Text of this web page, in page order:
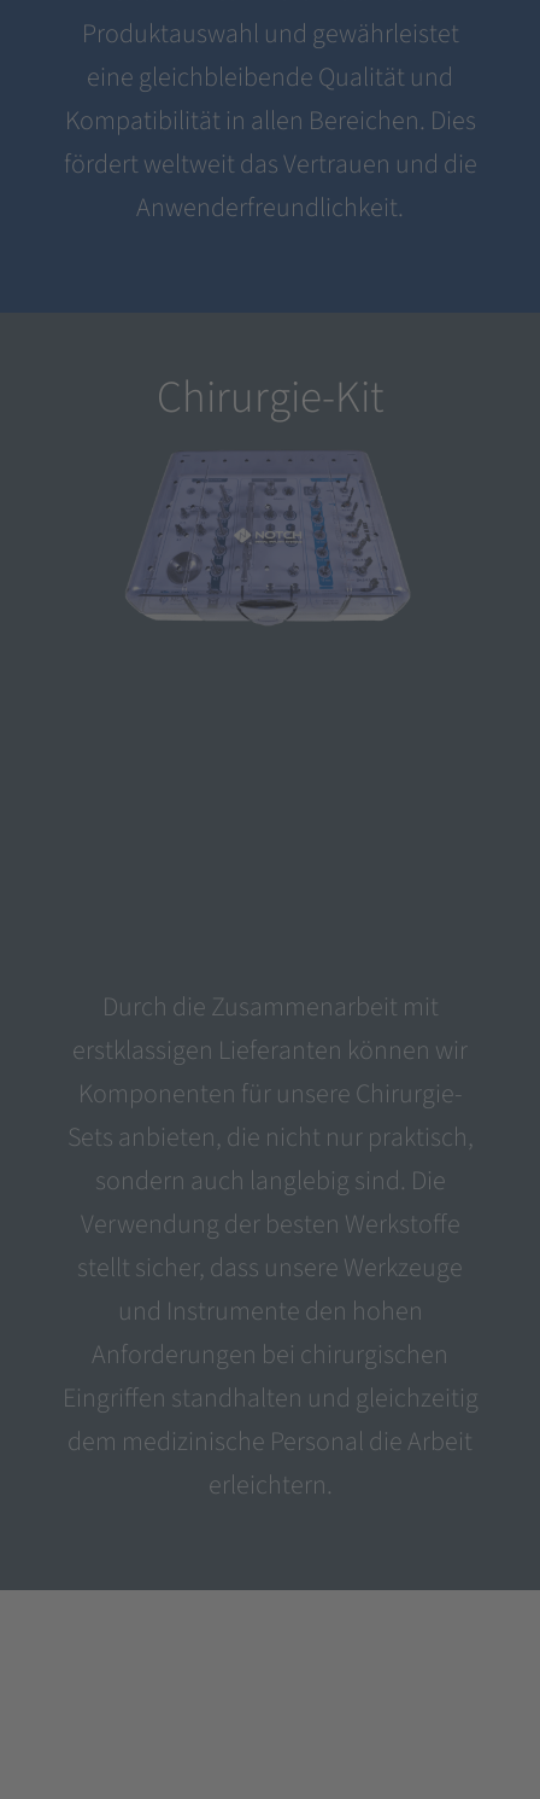
Produktauswahl und gewährleistet
eine gleichbleibende Qualität und
Kompatibilität in allen Bereichen. Dies
fördert weltweit das Vertrauen und die
Anwenderfreundlichkeit.
Chirurgie-Kit
Durch die Zusammenarbeit mit
erstklassigen Lieferanten können wir
Komponenten für unsere Chirurgie-
Sets anbieten, die nicht nur praktisch,
sondern auch langlebig sind. Die
Verwendung der besten Werkstoffe
stellt sicher, dass unsere Werkzeuge
und Instrumente den hohen
Anforderungen bei chirurgischen
Eingriffen standhalten und gleichzeitig
dem medizinische Personal die Arbeit
erleichtern.